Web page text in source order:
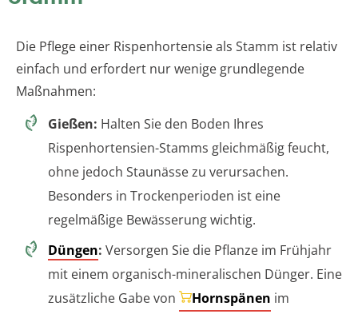
Die Pflege einer Rispenhortensie als Stamm ist relativ
einfach und erfordert nur wenige grundlegende
Maßnahmen:
Gießen: Halten Sie den Boden Ihres
Rispenhortensien-Stamms gleichmäßig feucht,
ohne jedoch Staunässe zu verursachen.
Besonders in Trockenperioden ist eine
regelmäßige Bewässerung wichtig.
Düngen: Versorgen Sie die Pflanze im Frühjahr
mit einem organisch-mineralischen Dünger. Eine
zusätzliche Gabe von
Hornspänen im